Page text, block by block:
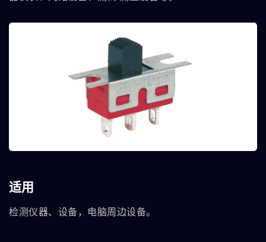
适用
检测仪器、设备，电脑周边设备。